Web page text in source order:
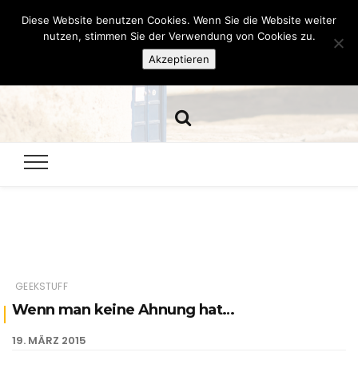
Hazamelistan
GEEKSTUFF
Wenn man keine Ahnung hat…
19. MÄRZ 2015
Diese Website benutzen Cookies. Wenn Sie die Website weiter
nutzen, stimmen Sie der Verwendung von Cookies zu.
Akzeptieren